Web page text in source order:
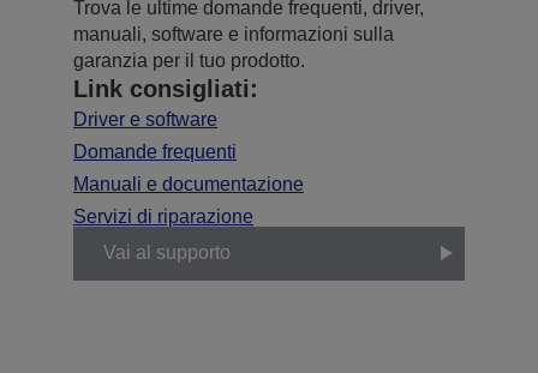
Trova le ultime domande frequenti, driver,
manuali, software e informazioni sulla
garanzia per il tuo prodotto.
Link consigliati:
Driver e software
Domande frequenti
Manuali e documentazione
Servizi di riparazione
Vai al supporto